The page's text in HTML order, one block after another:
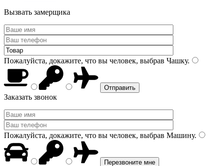
Вызвать замерщика
Пожалуйста, докажите, что вы человек, выбрав Чашку.
Заказать звонок
Пожалуйста, докажите, что вы человек, выбрав Машину.